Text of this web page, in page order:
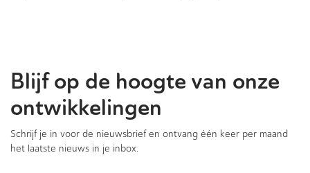
Blijf op de hoogte van onze
ontwikkelingen
Schrijf je in voor de nieuwsbrief en ontvang één keer per maand
het laatste nieuws in je inbox.